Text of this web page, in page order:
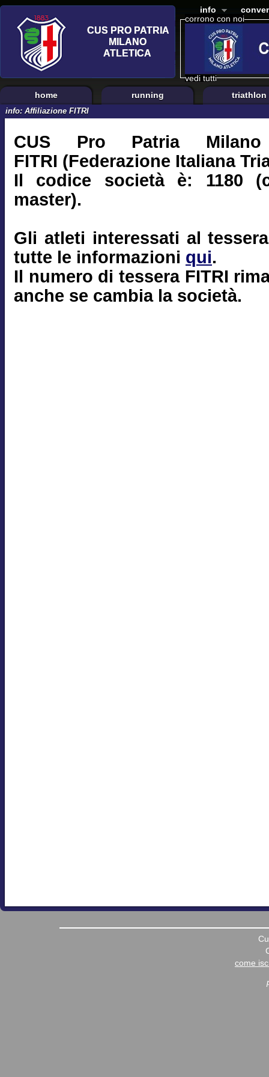
corrono con noi
vedi tutti
info
home running triathlon
info: Affiliazione FITRI
CUS Pro Patria
FITRI (Federazione Italiana
Il codice società è: 1180
master).
Gli atleti interessati al
tutte le informazioni qui.
Il numero di tessera FITRI
anche se cambia la società.
come